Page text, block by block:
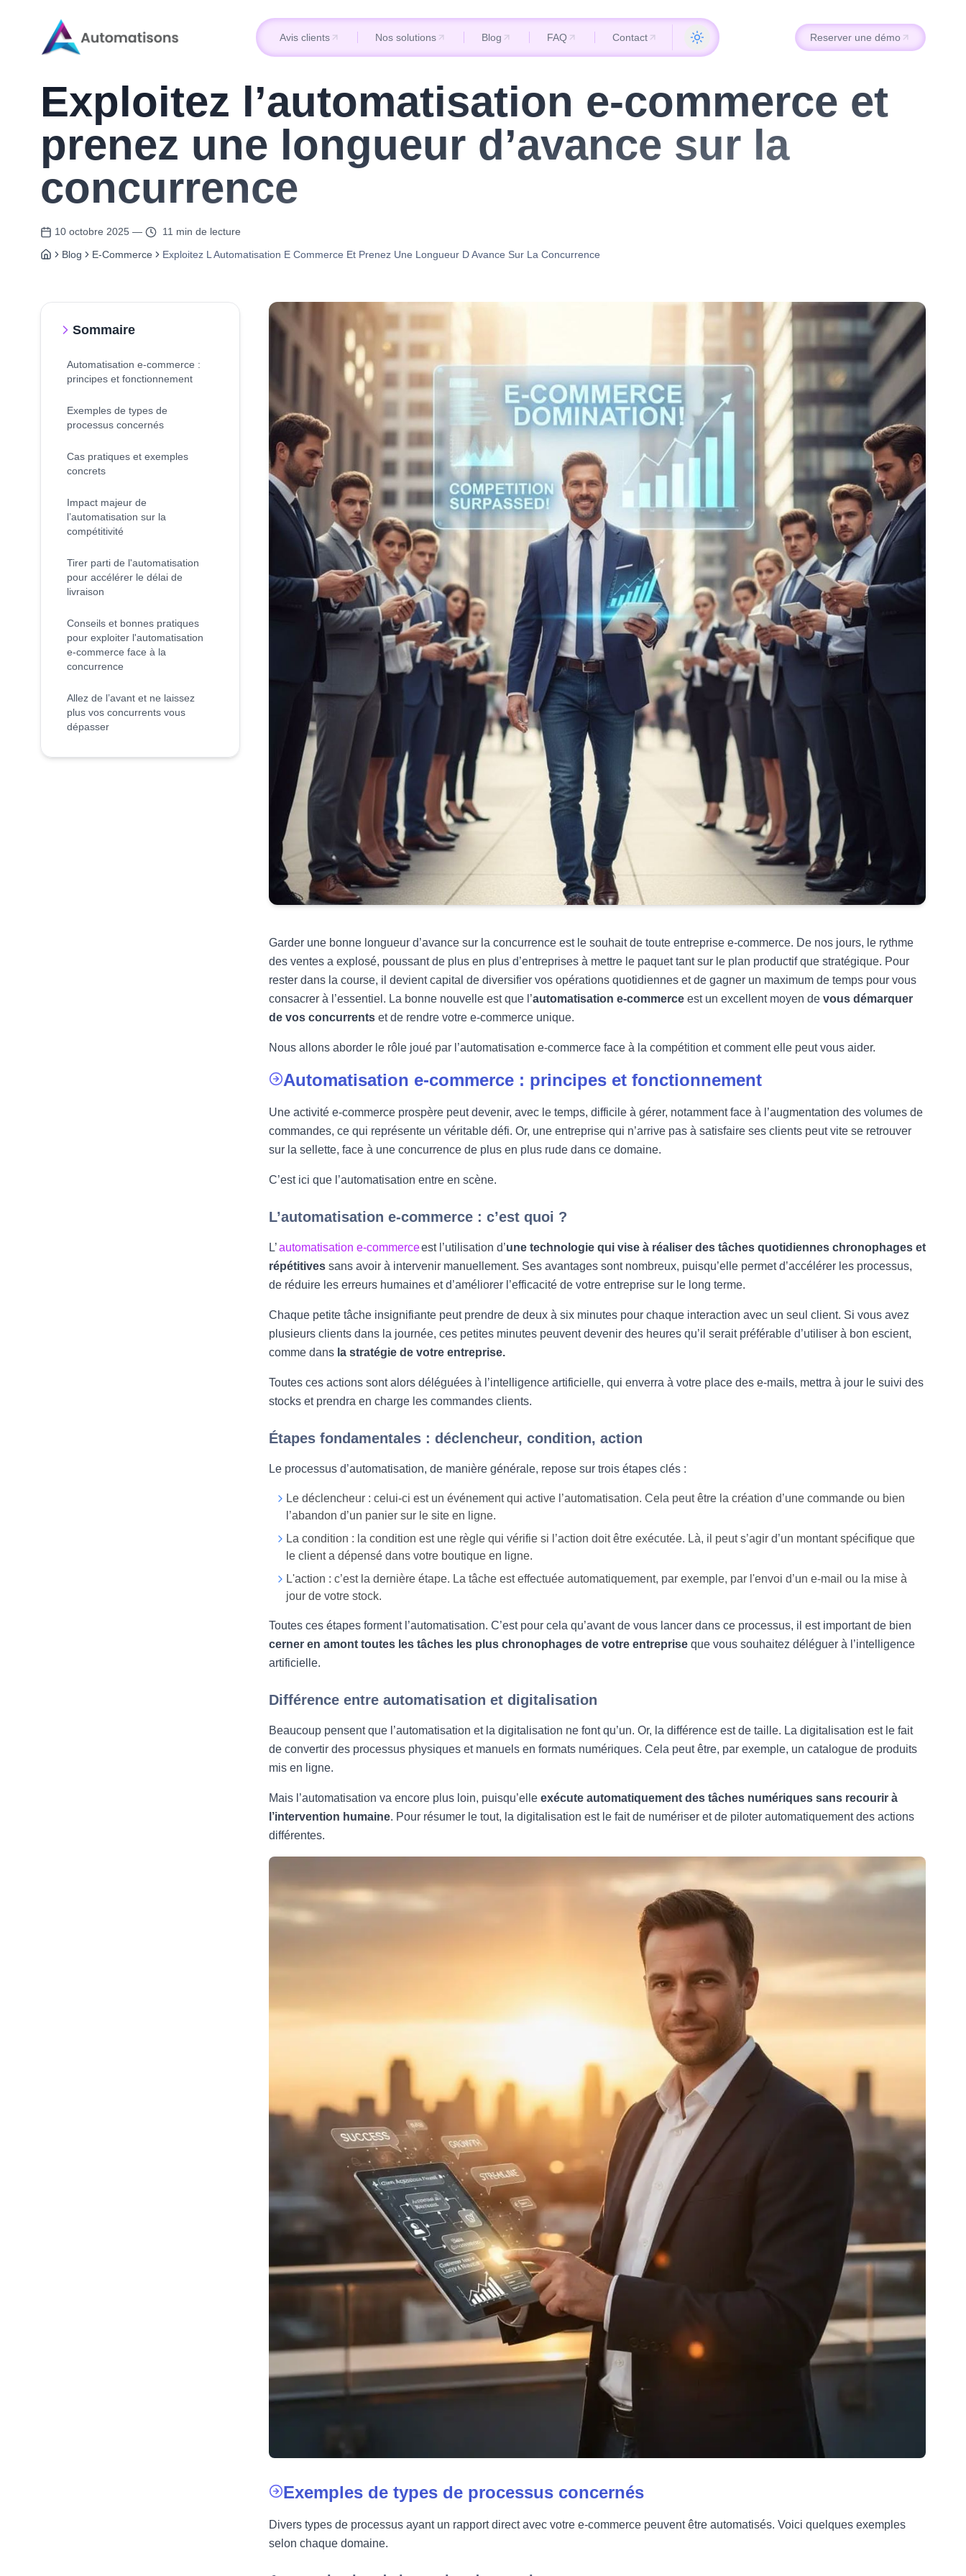
Avis clients
Nos solutions
Blog
FAQ
Contact
Reserver une démo
Reserver une démo
Exploitez l’automatisation e-commerce et
prenez une longueur d’avance sur la
concurrence
10 octobre 2025 —
11 min de lecture
Blog
E-Commerce Exploitez L Automatisation E Commerce Et Prenez Une Longueur D Avance Sur La Concurrence
Sommaire
Automatisation e-commerce :
principes et fonctionnement
Exemples de types de
processus concernés
Cas pratiques et exemples
concrets
Impact majeur de
l’automatisation sur la
compétitivité
Tirer parti de l'automatisation
pour accélérer le délai de
livraison
Conseils et bonnes pratiques
pour exploiter l'automatisation
e-commerce face à la
concurrence
Allez de l’avant et ne laissez
plus vos concurrents vous
dépasser
Garder une bonne longueur d’avance sur la concurrence est le souhait de toute entreprise e-commerce. De nos jours, le rythme
des ventes a explosé, poussant de plus en plus d’entreprises à mettre le paquet tant sur le plan productif que stratégique. Pour
rester dans la course, il devient capital de diversifier vos opérations quotidiennes et de gagner un maximum de temps pour vous
consacrer à l’essentiel. La bonne nouvelle est que l’automatisation e-commerce est un excellent moyen de vous démarquer
de vos concurrents et de rendre votre e-commerce unique.
Nous allons aborder le rôle joué par l’automatisation e-commerce face à la compétition et comment elle peut vous aider.
Automatisation e-commerce : principes et fonctionnement
Une activité e-commerce prospère peut devenir, avec le temps, difficile à gérer, notamment face à l’augmentation des volumes de
commandes, ce qui représente un véritable défi. Or, une entreprise qui n’arrive pas à satisfaire ses clients peut vite se retrouver
sur la sellette, face à une concurrence de plus en plus rude dans ce domaine.
C’est ici que l’automatisation entre en scène.
L’automatisation e-commerce : c’est quoi ?
L’automatisation e-commerceest l’utilisation d’une technologie qui vise à réaliser des tâches quotidiennes chronophages et
répétitives sans avoir à intervenir manuellement. Ses avantages sont nombreux, puisqu’elle permet d’accélérer les processus,
de réduire les erreurs humaines et d’améliorer l’efficacité de votre entreprise sur le long terme.
Chaque petite tâche insignifiante peut prendre de deux à six minutes pour chaque interaction avec un seul client. Si vous avez
plusieurs clients dans la journée, ces petites minutes peuvent devenir des heures qu’il serait préférable d’utiliser à bon escient,
comme dans la stratégie de votre entreprise.
Toutes ces actions sont alors déléguées à l’intelligence artificielle, qui enverra à votre place des e-mails, mettra à jour le suivi des
stocks et prendra en charge les commandes clients.
Étapes fondamentales : déclencheur, condition, action
Le processus d’automatisation, de manière générale, repose sur trois étapes clés :
Le déclencheur : celui-ci est un événement qui active l’automatisation. Cela peut être la création d’une commande ou bien
l’abandon d’un panier sur le site en ligne.
La condition : la condition est une règle qui vérifie si l’action doit être exécutée. Là, il peut s’agir d’un montant spécifique que
le client a dépensé dans votre boutique en ligne.
L'action : c’est la dernière étape. La tâche est effectuée automatiquement, par exemple, par l'envoi d’un e-mail ou la mise à
jour de votre stock.
Toutes ces étapes forment l’automatisation. C’est pour cela qu’avant de vous lancer dans ce processus, il est important de bien
cerner en amont toutes les tâches les plus chronophages de votre entreprise que vous souhaitez déléguer à l’intelligence
artificielle.
Différence entre automatisation et digitalisation
Beaucoup pensent que l’automatisation et la digitalisation ne font qu’un. Or, la différence est de taille. La digitalisation est le fait
de convertir des processus physiques et manuels en formats numériques. Cela peut être, par exemple, un catalogue de produits
mis en ligne.
Mais l’automatisation va encore plus loin, puisqu’elle exécute automatiquement des tâches numériques sans recourir à
l’intervention humaine. Pour résumer le tout, la digitalisation est le fait de numériser et de piloter automatiquement des actions
différentes.
Exemples de types de processus concernés
Divers types de processus ayant un rapport direct avec votre e-commerce peuvent être automatisés. Voici quelques exemples
selon chaque domaine.